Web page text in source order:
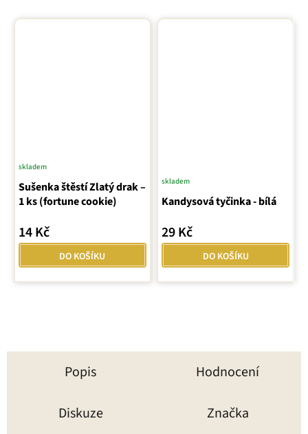
Sušenka štěstí Zlatý drak –
1 ks (fortune cookie)
skladem
14 Kč
DO KOŠÍKU
Kandysová tyčinka - bílá
skladem
29 Kč
DO KOŠÍKU
Popis Hodnocení
Diskuze Značka